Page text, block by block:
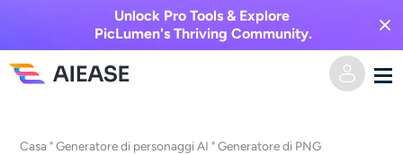
Unlock Pro Tools & Explore
PicLumen's Thriving Community.
Casa "Generatore di personaggi AI "Generatore di PNG